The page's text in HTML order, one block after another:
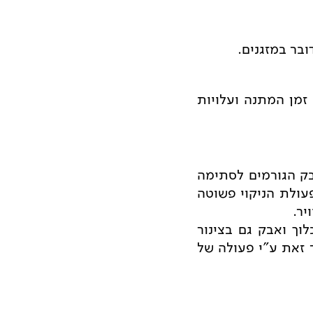
במזגנים.
המתנה ועלויות
הגורמים לסתימה
הניקוי פשוטה
ואבק גם בצינור
זאת ע"י פעולה של